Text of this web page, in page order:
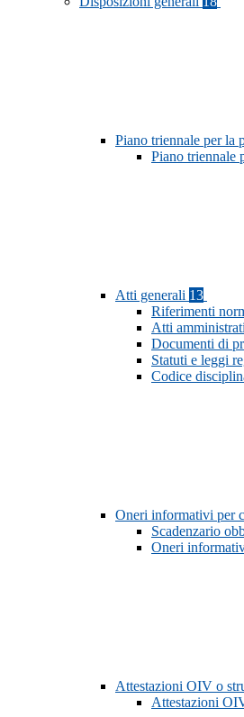
Piano triennale per la
Piano triennale
Atti generali 13
Riferimenti
Atti
Documenti di
Statuti e leggi
Codice
Oneri informativi per
Scadenzario
Oneri
Attestazioni OIV o
Attestazioni